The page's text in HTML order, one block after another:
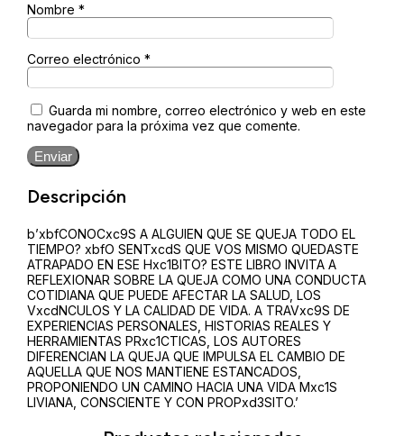
Nombre *
Correo electrónico *
Guarda mi nombre, correo electrónico y web en este
navegador para la próxima vez que comente.
Enviar
Descripción
b’xbfCONOCxc9S A ALGUIEN QUE SE QUEJA TODO EL
TIEMPO? xbfO SENTxcdS QUE VOS MISMO QUEDASTE
ATRAPADO EN ESE Hxc1BITO? ESTE LIBRO INVITA A
REFLEXIONAR SOBRE LA QUEJA COMO UNA CONDUCTA
COTIDIANA QUE PUEDE AFECTAR LA SALUD, LOS
VxcdNCULOS Y LA CALIDAD DE VIDA. A TRAVxc9S DE
EXPERIENCIAS PERSONALES, HISTORIAS REALES Y
HERRAMIENTAS PRxc1CTICAS, LOS AUTORES
DIFERENCIAN LA QUEJA QUE IMPULSA EL CAMBIO DE
AQUELLA QUE NOS MANTIENE ESTANCADOS,
PROPONIENDO UN CAMINO HACIA UNA VIDA Mxc1S
LIVIANA, CONSCIENTE Y CON PROPxd3SITO.’